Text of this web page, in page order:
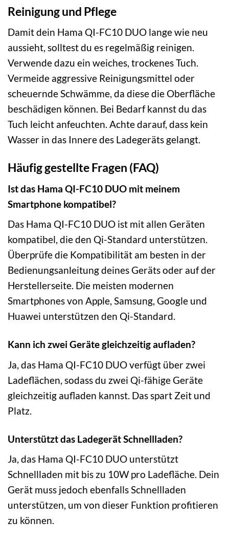
Reinigung und Pflege
Damit dein Hama QI-FC10 DUO lange wie neu
aussieht, solltest du es regelmäßig reinigen.
Verwende dazu ein weiches, trockenes Tuch.
Vermeide aggressive Reinigungsmittel oder
scheuernde Schwämme, da diese die Oberfläche
beschädigen können. Bei Bedarf kannst du das
Tuch leicht anfeuchten. Achte darauf, dass kein
Wasser in das Innere des Ladegeräts gelangt.
Häufig gestellte Fragen (FAQ)
Ist das Hama QI-FC10 DUO mit meinem
Smartphone kompatibel?
Das Hama QI-FC10 DUO ist mit allen Geräten
kompatibel, die den Qi-Standard unterstützen.
Überprüfe die Kompatibilität am besten in der
Bedienungsanleitung deines Geräts oder auf der
Herstellerseite. Die meisten modernen
Smartphones von Apple, Samsung, Google und
Huawei unterstützen den Qi-Standard.
Kann ich zwei Geräte gleichzeitig aufladen?
Ja, das Hama QI-FC10 DUO verfügt über zwei
Ladeflächen, sodass du zwei Qi-fähige Geräte
gleichzeitig aufladen kannst. Das spart Zeit und
Platz.
Unterstützt das Ladegerät Schnellladen?
Ja, das Hama QI-FC10 DUO unterstützt
Schnellladen mit bis zu 10W pro Ladefläche. Dein
Gerät muss jedoch ebenfalls Schnellladen
unterstützen, um von dieser Funktion profitieren
zu können.